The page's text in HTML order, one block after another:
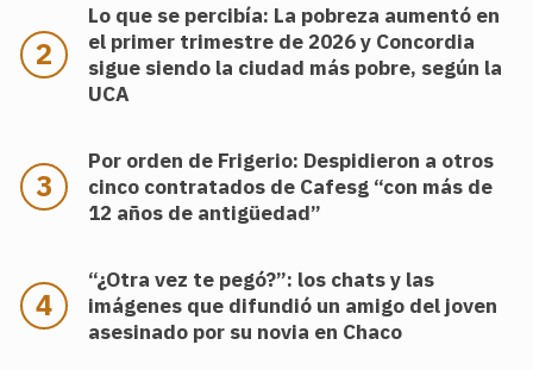
Lo que se percibía: La pobreza aumentó en
el primer trimestre de 2026 y Concordia
sigue siendo la ciudad más pobre, según la
UCA
Por orden de Frigerio: Despidieron a otros
cinco contratados de Cafesg “con más de
12 años de antigüedad”
“¿Otra vez te pegó?”: los chats y las
imágenes que difundió un amigo del joven
asesinado por su novia en Chaco